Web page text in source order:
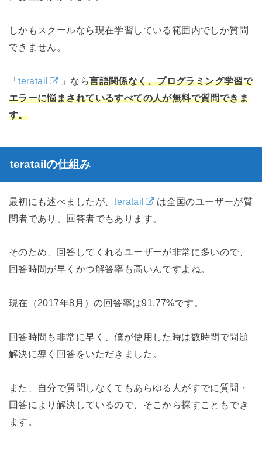
しかもスクールなら現在学習している範囲内でしか質問
できません。
「teratail 」なら言語関係なく、プログラミング学習で
エラーに悩まされているすべての人が無料で質問できま
す。
teratailの仕組み
最初にも述べましたが、teratail
は全国のユーザーが質
問者であり、回答者でもあります。
そのため、回答してくれるユーザーが非常に多いので、
回答時間が早くかつ解答率も高いんですよね。
現在（2017年8月）の回答率は91.77%です。
回答時間も非常に早く、僕が使用した時は数時間で問題
解決に導く回答をいただきました。
また、自分で質問しなくてもあらゆる人がすでに質問・
回答により解決しているので、そこから探すこともでき
ます。